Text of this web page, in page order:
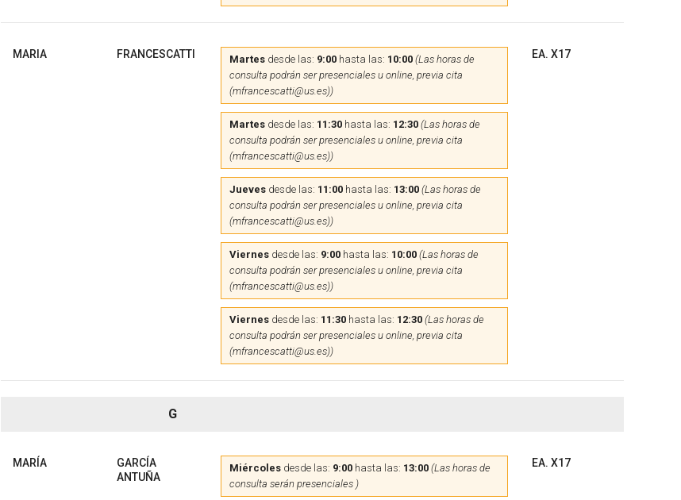
MARIA FRANCESCATTI Martesdesde las: 9:00hasta las: 10:00 (Las horas de
consulta podrán ser presenciales u online, previa cita
(mfrancescatti@us.es))
Martesdesde las: 11:30hasta las: 12:30 (Las horas de
consulta podrán ser presenciales u online, previa cita
(mfrancescatti@us.es))
Juevesdesde las: 11:00hasta las: 13:00 (Las horas de
consulta podrán ser presenciales u online, previa cita
(mfrancescatti@us.es))
Viernesdesde las: 9:00hasta las: 10:00 (Las horas de
consulta podrán ser presenciales u online, previa cita
(mfrancescatti@us.es))
Viernesdesde las: 11:30hasta las: 12:30 (Las horas de
consulta podrán ser presenciales u online, previa cita
(mfrancescatti@us.es))
EA. X17
G
MARÍA
GARCÍA
ANTUÑA
Miércolesdesde las: 9:00hasta las: 13:00 (Las horas de
consulta serán presenciales )
EA. X17